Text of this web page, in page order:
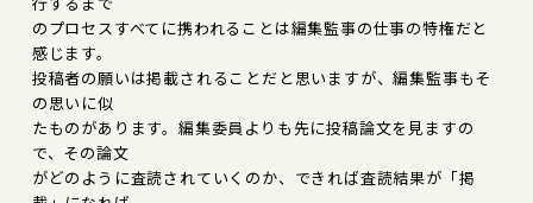
のプロセスすべてに携われることは編集監事の仕事の特権だと
感じます。
投稿者の願いは掲載されることだと思いますが、編集監事もそ
の思いに似
たものがあります。編集委員よりも先に投稿論文を見ますの
で、その論文
がどのように査読されていくのか、できれば査読結果が「掲